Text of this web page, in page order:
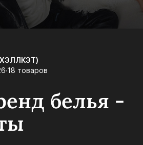
18 товаров
белья -